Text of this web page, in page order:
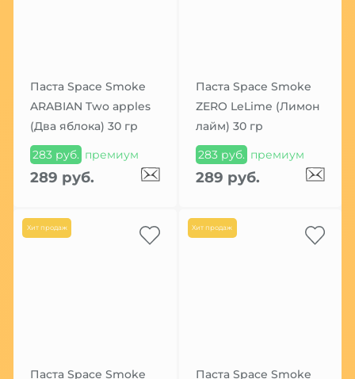
Паста Space Smoke
ARABIAN Two apples
(Два яблока) 30 гр
283 руб. премиум
289 руб.
Паста Space Smoke
ZERO LeLime (Лимон
лайм) 30 гр
283 руб. премиум
289 руб.
Хит продаж
Паста Space Smoke
Хит продаж
Паста Space Smoke